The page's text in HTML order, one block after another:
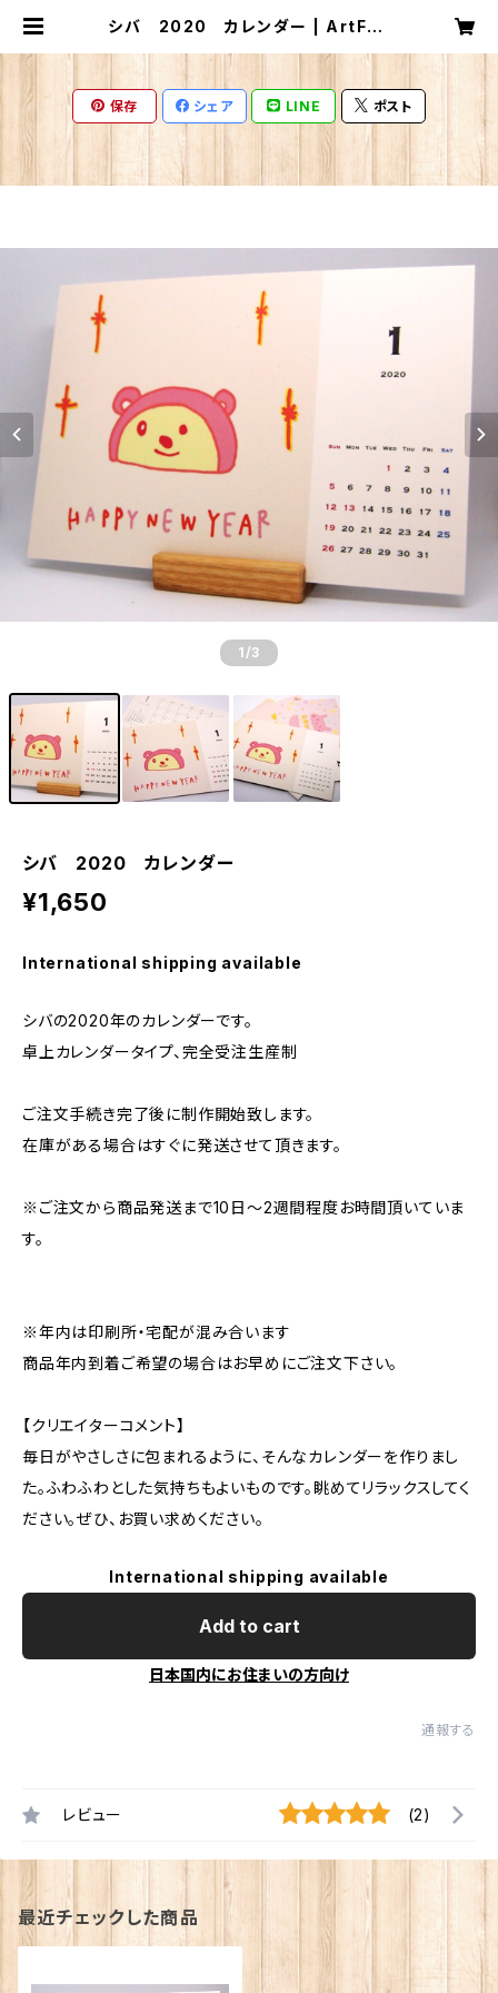
シバ 2020 カレンダー | ArtFac
保存 シェア LINE ポスト
1 /3
シバ 2020 カレンダー
¥1,650
International shipping available
シバの2020年のカレンダーです。
卓上カレンダータイプ、完全受注生産制
ご注文手続き完了後に制作開始致します。
在庫がある場合はすぐに発送させて頂きます。
※ご注文から商品発送まで10日〜2週間程度お時間頂いていま
す。
※年内は印刷所・宅配が混み合います
商品年内到着ご希望の場合はお早めにご注文下さい。
【クリエイターコメント】
毎日がやさしさに包まれるように、そんなカレンダーを作りまし
た。ふわふわとした気持ちもよいものです。眺めてリラックスしてく
ださい。ぜひ、お買い求めください。
International shipping available
Add to cart
日本国内にお住まいの方向け
通報する
レビュー (2)
最近チェックした商品